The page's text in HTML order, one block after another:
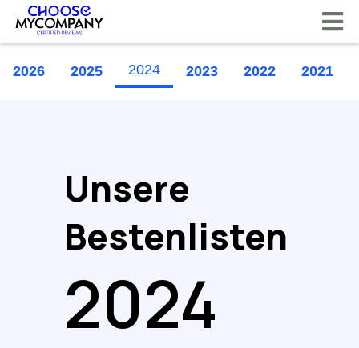
2026 2025 2024 2023 2022 2021
Unsere
Bestenlisten
2024
Cookie-Einstellungen